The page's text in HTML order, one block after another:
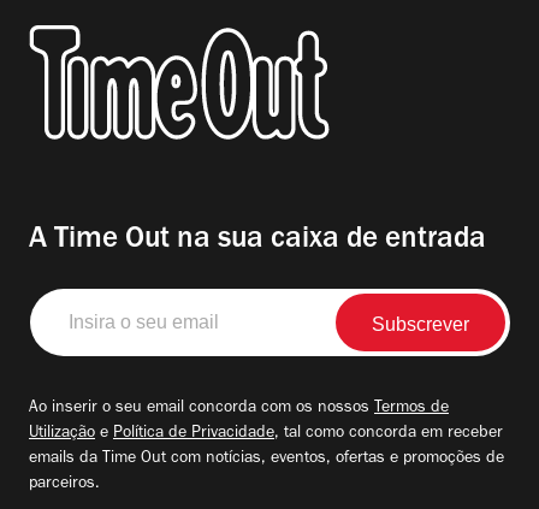
A Time Out na sua caixa de entrada
Insira
o
seu
Ao inserir o seu email concorda com os nossos Termos de
Utilização e Política de Privacidade, tal como concorda em receber
emails da Time Out com notícias, eventos, ofertas e promoções de
parceiros.